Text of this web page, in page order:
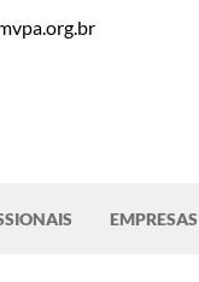
EMPRESAS